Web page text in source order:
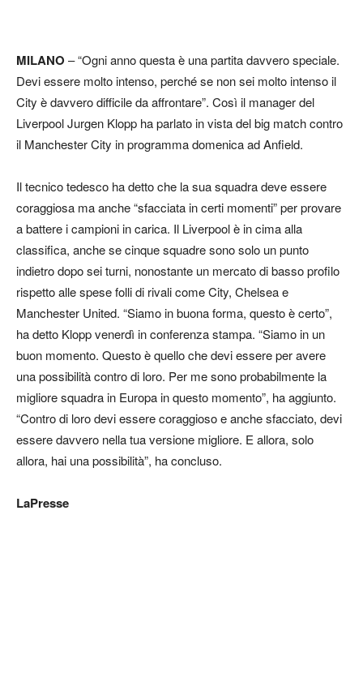
MILANO – “Ogni anno questa è una partita davvero speciale.
Devi essere molto intenso, perché se non sei molto intenso il
City è davvero difficile da affrontare”. Così il manager del
Liverpool Jurgen Klopp ha parlato in vista del big match contro
il Manchester City in programma domenica ad Anfield.
Il tecnico tedesco ha detto che la sua squadra deve essere
coraggiosa ma anche “sfacciata in certi momenti” per provare
a battere i campioni in carica. Il Liverpool è in cima alla
classifica, anche se cinque squadre sono solo un punto
indietro dopo sei turni, nonostante un mercato di basso profilo
rispetto alle spese folli di rivali come City, Chelsea e
Manchester United. “Siamo in buona forma, questo è certo”,
ha detto Klopp venerdì in conferenza stampa. “Siamo in un
buon momento. Questo è quello che devi essere per avere
una possibilità contro di loro. Per me sono probabilmente la
migliore squadra in Europa in questo momento”, ha aggiunto.
“Contro di loro devi essere coraggioso e anche sfacciato, devi
essere davvero nella tua versione migliore. E allora, solo
allora, hai una possibilità”, ha concluso.
LaPresse